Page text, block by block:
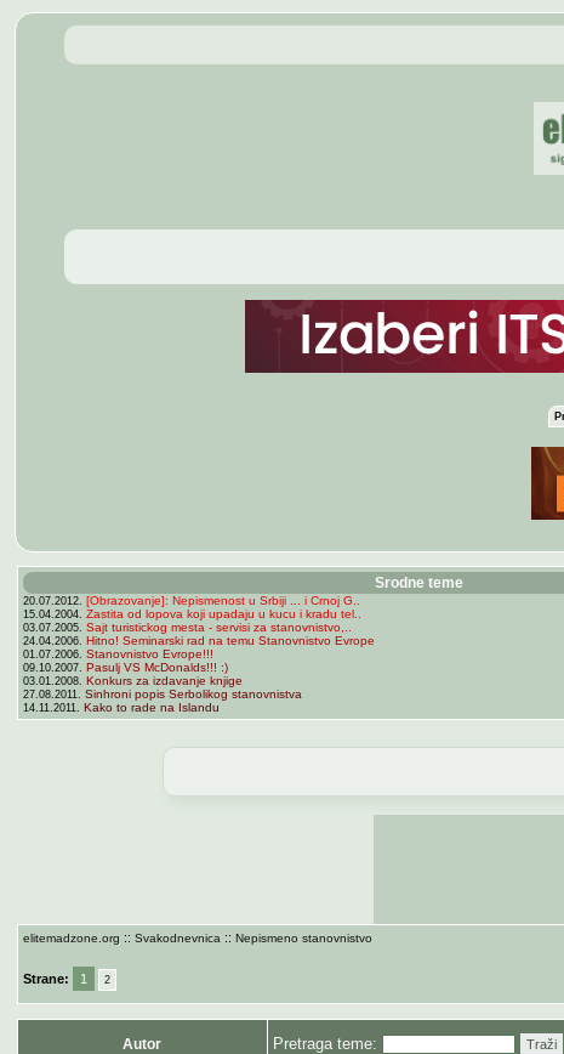
Srodne teme
20.07.2012. [Obrazovanje]: Nepismenost u Srbiji ... i Crnoj G..
15.04.2004. Zastita od lopova koji upadaju u kucu i kradu tel..
03.07.2005. Sajt turistickog mesta - servisi za stanovnistvo,..
24.04.2006. Hitno! Seminarski rad na temu Stanovnistvo Evrope
01.07.2006. Stanovnistvo Evrope!!!
09.10.2007. Pasulj VS McDonalds!!! :)
03.01.2008. Konkurs za izdavanje knjige
27.08.2011. Sinhroni popis Serbolikog stanovnistva
14.11.2011. Kako to rade na Islandu
elitemadzone.org :: Svakodnevnica :: Nepismeno stanovnistvo
Strane: 1 2
Autor Pretraga teme: Traži